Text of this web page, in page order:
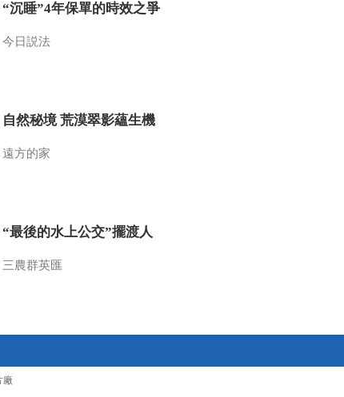
“沉睡”4年保單的時效之爭
今日説法
自然秘境 荒漠翠影蘊生機
遠方的家
“最後的水上公交”擺渡人
三農群英匯
廠